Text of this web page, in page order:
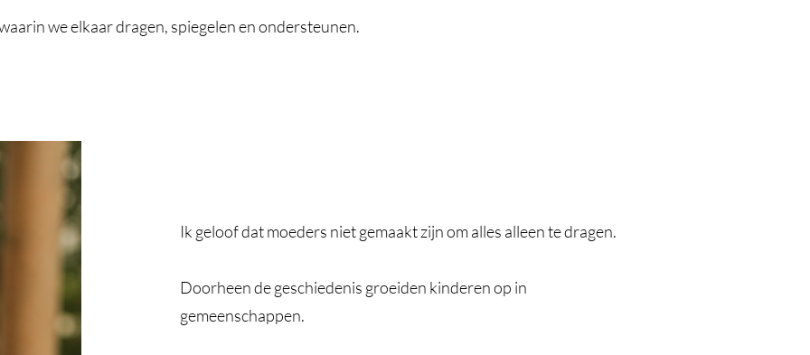
we elkaar dragen, spiegelen en ondersteunen.
Ik geloof dat moeders niet gemaakt zijn om alles alleen te dragen.
Doorheen de geschiedenis groeiden kinderen op in
gemeenschappen.